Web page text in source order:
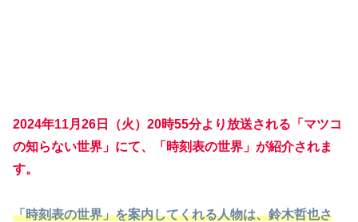
2024年11月26日（火）20時55分より放送される「マツコ
の知らない世界」にて、「時刻表の世界」が紹介されま
す。
「時刻表の世界」を案内してくれる人物は、鈴木哲也さ